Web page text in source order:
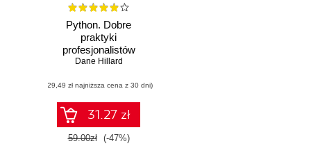
Python. Dobre
praktyki
profesjonalistów
Dane Hillard
(29,49 zł najniższa cena z 30 dni)
31.27 zł
59.00zł (-47%)